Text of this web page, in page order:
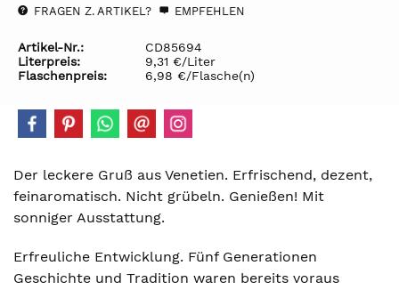
FRAGEN Z. ARTIKEL? EMPFEHLEN
Artikel-Nr.:
CD85694
Literpreis:
9,31 €/Liter
Flaschenpreis:
6,98 €/Flasche(n)
Der leckere Gruß aus Venetien. Erfrischend, dezent,
feinaromatisch. Nicht grübeln. Genießen! Mit
sonniger Ausstattung.
Erfreuliche Entwicklung. Fünf Generationen
Geschichte und Tradition waren bereits voraus